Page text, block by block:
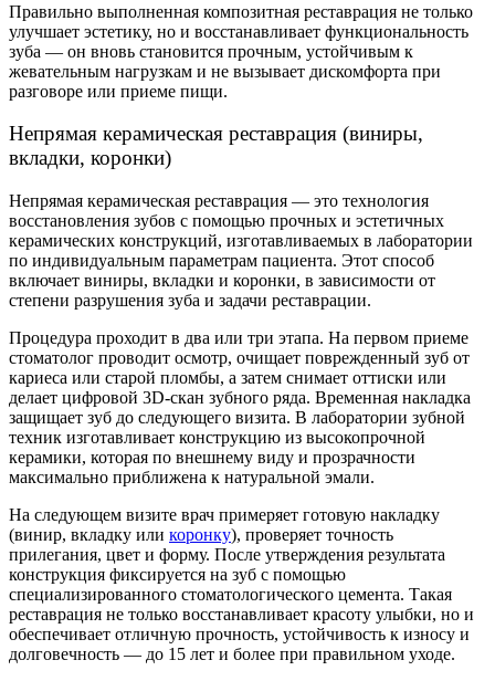
Правильно выполненная композитная реставрация не только
улучшает эстетику, но и восстанавливает функциональность
зуба — он вновь становится прочным, устойчивым к
жевательным нагрузкам и не вызывает дискомфорта при
разговоре или приеме пищи.
Непрямая керамическая реставрация (виниры,
вкладки, коронки)
Непрямая керамическая реставрация — это технология
восстановления зубов с помощью прочных и эстетичных
керамических конструкций, изготавливаемых в лаборатории
по индивидуальным параметрам пациента. Этот способ
включает виниры, вкладки и коронки, в зависимости от
степени разрушения зуба и задачи реставрации.
Процедура проходит в два или три этапа. На первом приеме
стоматолог проводит осмотр, очищает поврежденный зуб от
кариеса или старой пломбы, а затем снимает оттиски или
делает цифровой 3D-скан зубного ряда. Временная накладка
защищает зуб до следующего визита. В лаборатории зубной
техник изготавливает конструкцию из высокопрочной
керамики, которая по внешнему виду и прозрачности
максимально приближена к натуральной эмали.
На следующем визите врач примеряет готовую накладку
(винир, вкладку или коронку), проверяет точность
прилегания, цвет и форму. После утверждения результата
конструкция фиксируется на зуб с помощью
специализированного стоматологического цемента. Такая
реставрация не только восстанавливает красоту улыбки, но и
обеспечивает отличную прочность, устойчивость к износу и
долговечность — до 15 лет и более при правильном уходе.